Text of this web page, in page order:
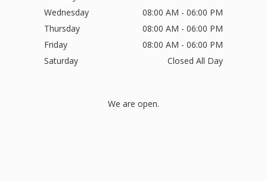
Wednesday
08:00 AM - 06:00 PM
Thursday
08:00 AM - 06:00 PM
Friday
08:00 AM - 06:00 PM
Saturday
Closed All Day
We are open.